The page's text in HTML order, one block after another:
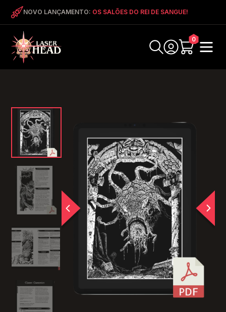
NOVO LANÇAMENTO: OS SALÕES DO REI DE SANGUE!
0